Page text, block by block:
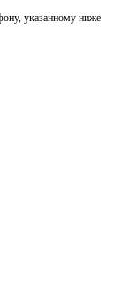
указанному ниже